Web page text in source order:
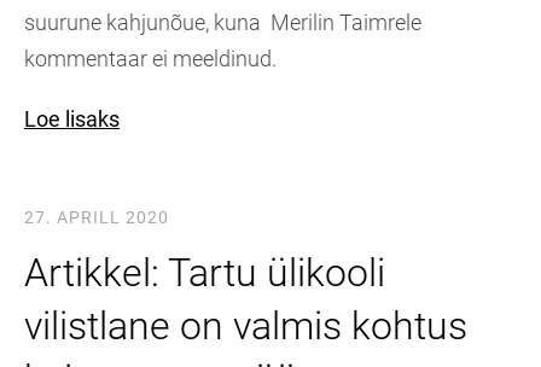
suurune kahjunõue, kuna Merilin Taimrele
kommentaar ei meeldinud.
Loe lisaks
27. APRILL 2020
Artikkel: Tartu ülikooli
vilistlane on valmis kohtus